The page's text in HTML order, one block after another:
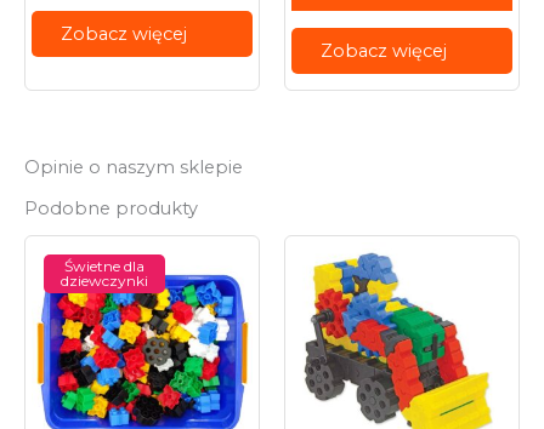
Zobacz więcej
Zobacz więcej
Opinie o naszym sklepie
Podobne produkty
Świetne dla
dziewczynki